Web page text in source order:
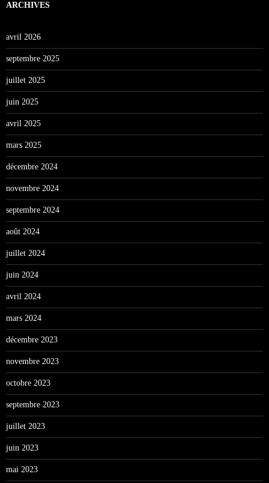
ARCHIVES
avril 2026
septembre 2025
juillet 2025
juin 2025
avril 2025
mars 2025
décembre 2024
novembre 2024
septembre 2024
août 2024
juillet 2024
juin 2024
avril 2024
mars 2024
décembre 2023
novembre 2023
octobre 2023
septembre 2023
juillet 2023
juin 2023
mai 2023